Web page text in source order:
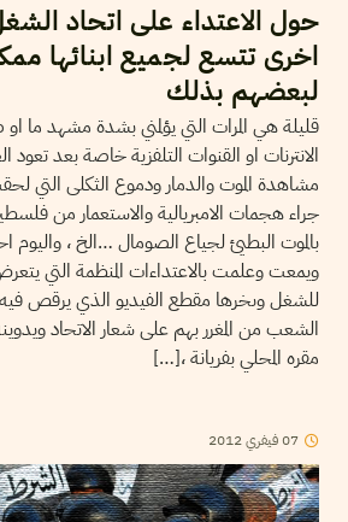
حول الاعتداء على اتحاد
اخرى تتسع لجميع ابنائها
لبعضهم بذلك
قليلة هي المرات التي يؤلمني بشدة مشهد ما او
الانترنات او القنوات التلفزية خاصة بعد تعود
مشاهدة الموت والدمار ودموع الثكلى التي
جراء هجمات الامبريالية والاستعمار من
بالموت البطيئ لجياع الصومال …الخ ، واليوم
ويمعت وعلمت بالاعتداءات المنظمة التي
للشغل وىخرها مقطع الفيديو الذي يرقص
الشعب من المغرر بهم على شعار الاتحاد
مقره المحلي بفريانة ،[…]
07فيفري2012